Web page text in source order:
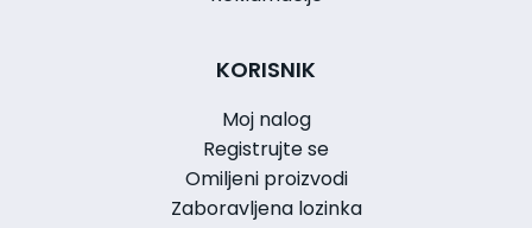
KORISNIK
Moj nalog
Registrujte se
Omiljeni proizvodi
Zaboravljena lozinka